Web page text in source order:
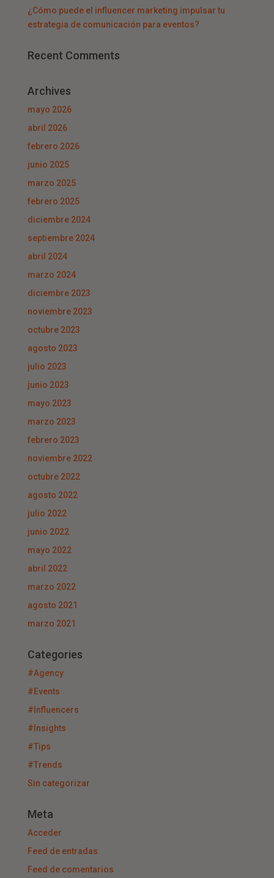
¿Cómo puede el influencer marketing impulsar tu
estrategia de comunicación para eventos?
Recent Comments
Archives
mayo 2026
abril 2026
febrero 2026
junio 2025
marzo 2025
febrero 2025
diciembre 2024
septiembre 2024
abril 2024
marzo 2024
diciembre 2023
noviembre 2023
octubre 2023
agosto 2023
julio 2023
junio 2023
mayo 2023
marzo 2023
febrero 2023
noviembre 2022
octubre 2022
agosto 2022
julio 2022
junio 2022
mayo 2022
abril 2022
marzo 2022
agosto 2021
marzo 2021
Categories
#Agency
#Events
#Influencers
#Insights
#Tips
#Trends
Sin categorizar
Meta
Acceder
Feed de entradas
Feed de comentarios